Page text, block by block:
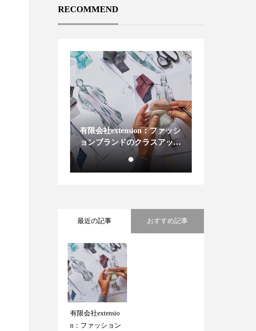
RECOMMEND
有限会社extension：ファッシ
ョンブランドのクラスアップ
カジュアルとスポーティーな
魅力
最近の記事 おすすめ記事
有限会社extensio
n：ファッション
有限会社extensio
n：ファッション